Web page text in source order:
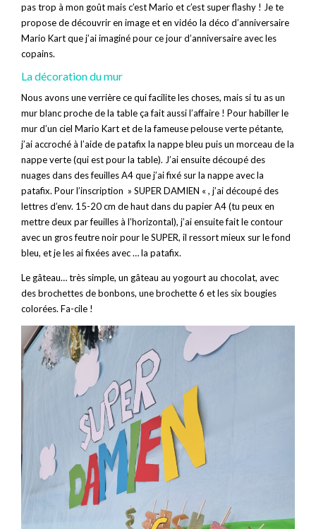
pas trop à mon goût mais c’est Mario et c’est super flashy ! Je te
propose de découvrir en image et en vidéo la déco d’anniversaire
Mario Kart que j’ai imaginé pour ce jour d’anniversaire avec les
copains.
La décoration du mur
Nous avons une verrière ce qui facilite les choses, mais si tu as un
mur blanc proche de la table ça fait aussi l’affaire ! Pour habiller le
mur d’un ciel Mario Kart et de la fameuse pelouse verte pétante,
j’ai accroché à l’aide de patafix la nappe bleu puis un morceau de la
nappe verte (qui est pour la table). J’ai ensuite découpé des
nuages dans des feuilles A4 que j’ai fixé sur la nappe avec la
patafix. Pour l’inscription » SUPER DAMIEN « , j’ai découpé des
lettres d’env. 15-20 cm de haut dans du papier A4 (tu peux en
mettre deux par feuilles à l’horizontal), j’ai ensuite fait le contour
avec un gros feutre noir pour le SUPER, il ressort mieux sur le fond
bleu, et je les ai fixées avec … la patafix.
Le gâteau… très simple, un gâteau au yogourt au chocolat, avec
des brochettes de bonbons, une brochette 6 et les six bougies
colorées. Fa-cile !